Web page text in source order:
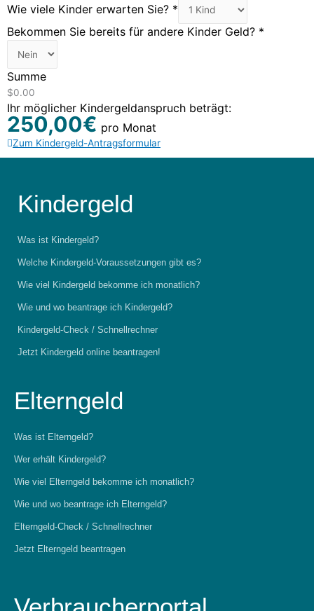
Wie viele Kinder erwarten Sie? *
Bekommen Sie bereits für andere Kinder Geld? *
Summe
$0.00
Ihr möglicher Kindergeldanspruch beträgt:
250,00€ pro Monat
Zum Kindergeld-Antragsformular
Kindergeld
Was ist Kindergeld?
Welche Kindergeld-Voraussetzungen gibt es?
Wie viel Kindergeld bekomme ich monatlich?
Wie und wo beantrage ich Kindergeld?
Kindergeld-Check / Schnellrechner
Jetzt Kindergeld online beantragen!
Elterngeld
Was ist Elterngeld?
Wer erhält Kindergeld?
Wie viel Elterngeld bekomme ich monatlich?
Wie und wo beantrage ich Elterngeld?
Elterngeld-Check / Schnellrechner
Jetzt Elterngeld beantragen